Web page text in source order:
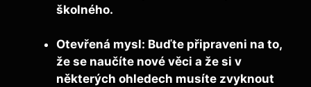
školného.
Otevřená mysl: Buďte připraveni na to,
že se naučíte nové věci a že si v
některých ohledech musíte zvyknout